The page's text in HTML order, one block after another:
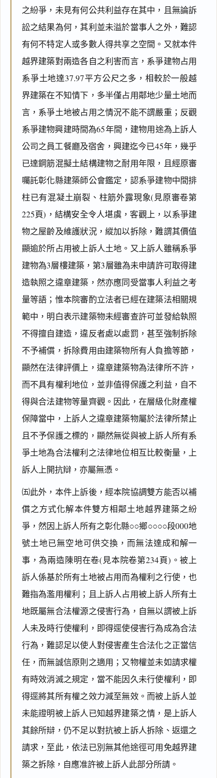
之紛爭，未見有何公共利益存在其中，且無論訴
訟之結果為何，其利並未溢於當事人之外，難認
有何不特定人或多數人得共享之空間。又就本件
越界建築對兩造各自之利害而言，系爭建物占用
系爭土地達37.97平方公尺之多，相較於一般越
界建築在不知情下，多半僅占用鄰地少量土地而
言，系爭土地被占用之情況不能不謂嚴重；反觀
系爭建物興建時間為65年間，建物用途為上訴人
公司之員工餐廳及宿舍，興建迄今已45年，幾乎
已達鋼筋混擬土結構建物之耐用年限，且經原審
囑託彰化縣建築師公會鑑定，認系爭建物中間排
柱已有混凝土崩裂、柱筋外露現象(見原審卷第
225頁)，結構安全令人堪虞，客觀上，以系爭建
物之屋齡及維護狀況，縱加以拆除，難謂其價值
顯逾於所占用被上訴人土地。又上訴人雖稱系爭
建物為3層樓建築，第3層雖為未申請許可取得建
造執照之違章建築，然亦應同受當事人利益之考
量等語；惟本院審酌立法者已經在建築法相關規
範中，明白表示建築物未經審查許可並發給執照
不得擅自建造，違反者處以處罰，甚至強制拆除
不予補償，拆除費用由建築物所有人負擔等節，
顯然在法律評價上，違章建築物為法律所不許，
而不具有權利地位，並非值得保護之利益，自不
得與合法建物等量齊觀。因此，在層級化財產權
保障當中，上訴人之違章建築物屬於法律所禁止
且不予保護之標的，顯然無從與被上訴人所有系
爭土地為合法權利之法律地位相互比較衡量，上
訴人上開抗辯，亦屬無憑。
㈤此外，本件上訴後，經本院協調雙方能否以補
償之方式化解本件雙方相鄰土地越界建築之紛
爭，然因上訴人所有之彰化縣○○鄉○○○○段000地
號土地已無空地可供交換，而無法達成和解一
事，為兩造陳明在卷(見本院卷第234頁)。被上
訴人係基於所有土地被占用而為權利之行使，也
難指為濫用權利；且上訴人占用被上訴人所有土
地既屬無合法權源之侵害行為，自無以謂被上訴
人未及時行使權利，即得逕使侵害行為成為合法
行為，難認足以使人對侵害產生合法化之正當信
任，而無誠信原則之適用；又物權並未如請求權
有時效消滅之規定，當不能因久未行使權利，即
得逕將其所有權之效力減至無效。而被上訴人並
未能證明被上訴人已知越界建築之情，是上訴人
其餘所辯，仍不足以對抗被上訴人拆除、返還之
請求，至此，依法已別無其他途徑可用免越界建
築之拆除，自應准許被上訴人此部分所請。